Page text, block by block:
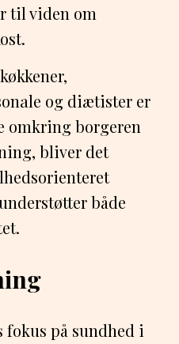
til viden om
og diætister er
omkring borgeren
bliver det
både
fokus på sundhed i